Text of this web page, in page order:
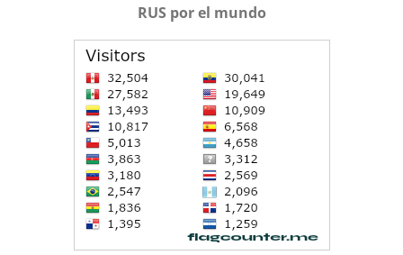
RUS por el mundo